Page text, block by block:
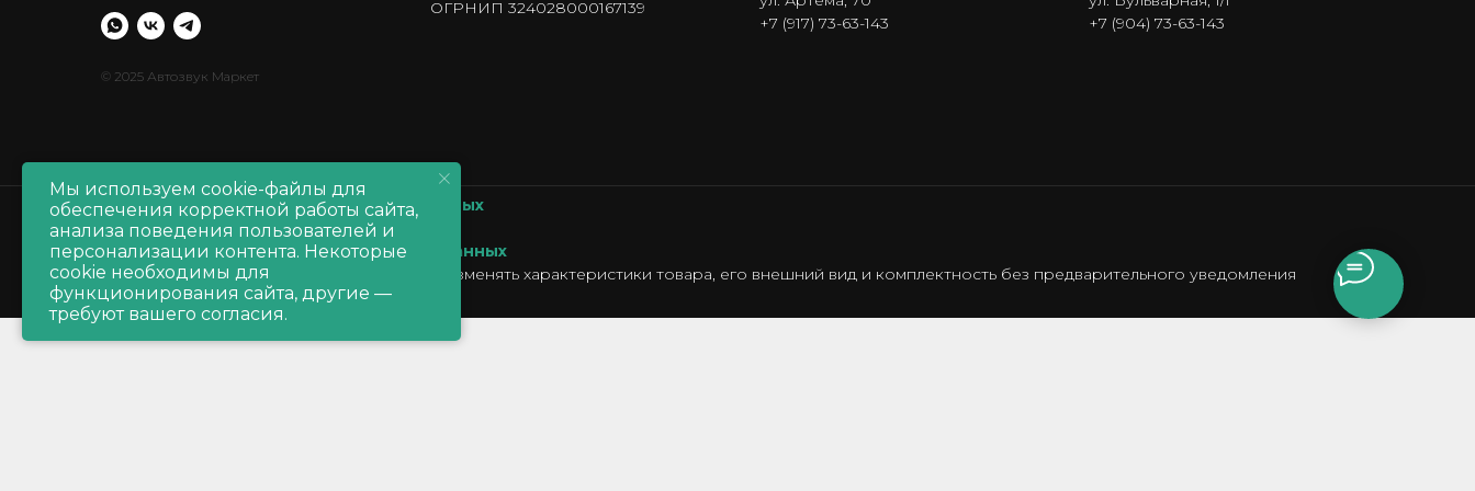
© 2025 Автозвук Маркет
ОГРНИП 324028000167139
+7 (917) 73-63-143
+7 (904) 73-63-143
Политика обработки персональных данных
Политика обработкиcookie
Согласие на обработку персональных данных
Производитель оставляет за собой право изменять характеристики товара, его внешний вид и комплектность без предварительного уведомления
продавца
Мы используем cookie-файлы для
обеспечения корректной работы сайта,
анализа поведения пользователей и
персонализации контента. Некоторые
cookie необходимы для
функционирования сайта, другие —
требуют вашего согласия.